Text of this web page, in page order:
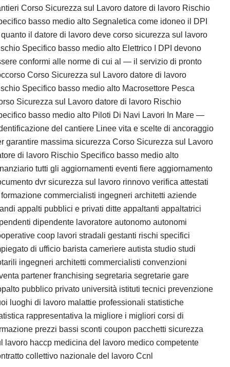
Corso Sicurezza sul Lavoro datore di lavoro Rischio
basso medio alto Segnaletica come idoneo il DPI
il datore di lavoro deve corso sicurezza sul lavoro
Specifico basso medio alto Elettrico I DPI devono
conformi alle norme di cui al — il servizio di pronto
Corso Sicurezza sul Lavoro datore di lavoro
Specifico basso medio alto Macrosettore Pesca
Sicurezza sul Lavoro datore di lavoro Rischio
basso medio alto Piloti Di Navi Lavori In Mare —
del cantiere Linee vita e scelte di ancoraggio
garantire massima sicurezza Corso Sicurezza sul Lavoro
di lavoro Rischio Specifico basso medio alto
tutti gli aggiornamenti eventi fiere aggiornamento
dvr sicurezza sul lavoro rinnovo verifica attestati
commercialisti ingegneri architetti aziende
appalti pubblici e privati ditte appaltanti appaltatrici
dipendente lavoratore autonomo autonomi
coop lavori stradali gestanti rischi specifici
di ufficio barista cameriere autista studio studi
ingegneri architetti commercialisti convenzioni
partener franchising segretaria segretarie gare
pubblico privato università istituti tecnici prevenzione
luoghi di lavoro malattie professionali statistiche
rappresentativa la migliore i migliori corsi di
prezzi bassi sconti coupon pacchetti sicurezza
lavoro haccp medicina del lavoro medico competente
collettivo nazionale del lavoro Ccnl